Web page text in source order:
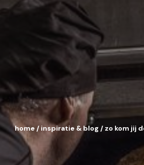
home / inspiratie & blog / zo kom jij